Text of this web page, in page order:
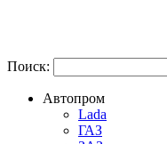
Поиск:
Автопром
Lada
ГАЗ